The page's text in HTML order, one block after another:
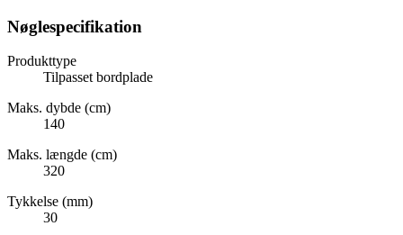
Nøglespecifikation
Produkttype
Tilpasset bordplade
Maks. dybde (cm)
140
Maks. længde (cm)
320
Tykkelse (mm)
30